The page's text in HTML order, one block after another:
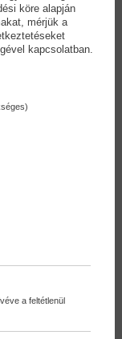
köre alapján
mérjük a
kapcsolatban.
a feltétlenül